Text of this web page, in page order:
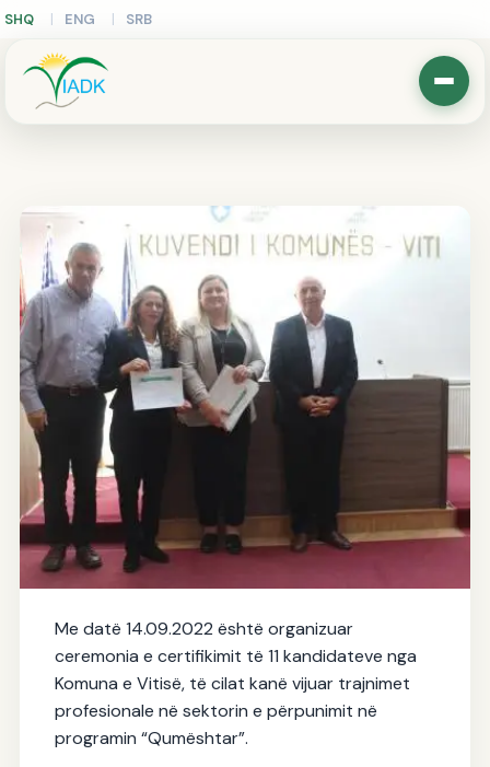
SHQ ENG SRB
IADK certifikon kandidatet nga
Komuna e Vitisë
21.09.2025
Me datë 14.09.2022 është organizuar
ceremonia e certifikimit të 11 kandidateve nga
Komuna e Vitisë, të cilat kanë vijuar trajnimet
profesionale në sektorin e përpunimit në
programin “Qumështar”.